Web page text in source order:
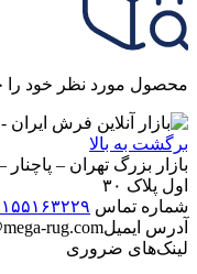
محصول مورد نظر خود را
برگشت به بالا
بازار بزرگ تهران –
اول پلاک ۳۰
شماره تماس
آدرس ایمیلrug.com
لینک‌های ضروری